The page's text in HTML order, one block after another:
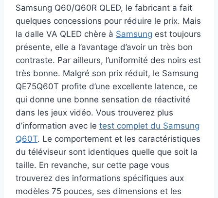
Samsung Q60/Q60R QLED, le fabricant a fait
quelques concessions pour réduire le prix. Mais
la dalle VA QLED chère à Samsung est toujours
présente, elle a l’avantage d’avoir un très bon
contraste. Par ailleurs, l’uniformité des noirs est
très bonne. Malgré son prix réduit, le Samsung
QE75Q60T profite d’une excellente latence, ce
qui donne une bonne sensation de réactivité
dans les jeux vidéo. Vous trouverez plus
d’information avec le test complet du Samsung
Q60T. Le comportement et les caractéristiques
du téléviseur sont identiques quelle que soit la
taille. En revanche, sur cette page vous
trouverez des informations spécifiques aux
modèles 75 pouces, ses dimensions et les